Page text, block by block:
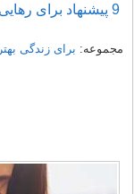
9 پیشنهاد برای رهایی از احساس ناکامی
مجموعه: برای زندگی بهتر